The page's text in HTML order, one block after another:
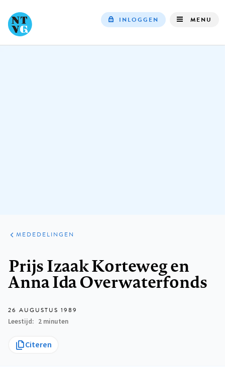
INLOGGEN MENU
ARTIKELEN
VARIA
MEDEDELINGEN
Prijs Izaak Korteweg en
Anna Ida Overwaterfonds
26 AUGUSTUS 1989
Leestijd
2 minuten
Citeren